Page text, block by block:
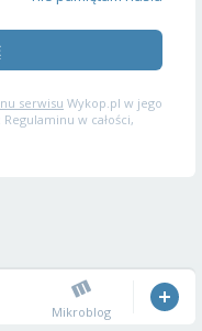
serwisu Wykop.pl w jego
w całości,
Mikroblog